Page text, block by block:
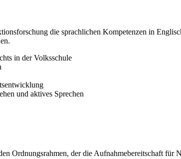
die sprachlichen Kompetenzen in
in der Volksschule
und aktives Sprechen
Ordnungsrahmen, der die Aufnahmebereitschaft